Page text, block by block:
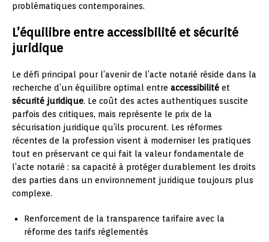
problématiques contemporaines.
L’équilibre entre accessibilité et sécurité
juridique
Le défi principal pour l’avenir de l’acte notarié réside dans la
recherche d’un équilibre optimal entre accessibilité et
sécurité juridique. Le coût des actes authentiques suscite
parfois des critiques, mais représente le prix de la
sécurisation juridique qu’ils procurent. Les réformes
récentes de la profession visent à moderniser les pratiques
tout en préservant ce qui fait la valeur fondamentale de
l’acte notarié : sa capacité à protéger durablement les droits
des parties dans un environnement juridique toujours plus
complexe.
Renforcement de la transparence tarifaire avec la
réforme des tarifs réglementés